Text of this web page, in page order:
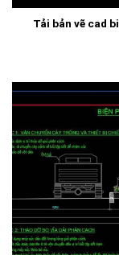
Tải bản vẽ cad